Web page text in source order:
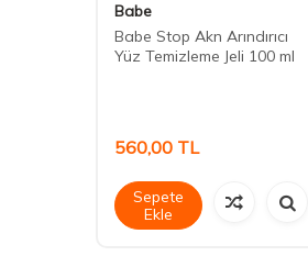
Babe
Babe Stop Akn Arındırıcı
Yüz Temizleme Jeli 100 ml
560,00 TL
Sepete
Ekle